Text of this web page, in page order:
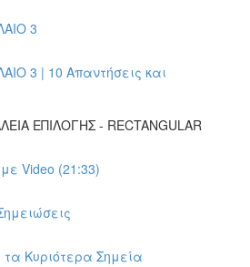
3
3 | 10 Απαντήσεις και
ΕΠΙΛΟΓΗΣ - RECTANGULAR
Video (21:33)
Κυριότερα Σημεία